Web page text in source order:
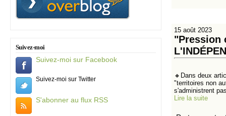
Suivez-moi
Suivez-moi sur Facebook
Suivez-moi sur Twitter
S'abonner au flux RSS
15 août 2023
"Pression
🔸Dans deux
"territoires non
s'administrent
Lire la suite